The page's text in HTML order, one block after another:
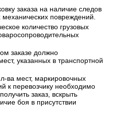
заказа на наличие следов
повреждений.
количество грузовых
заказе должно
указанных в транспортной
ва мест, маркировочных
к перевозчику необходимо
заказ, вскрыть
боя в присутствии